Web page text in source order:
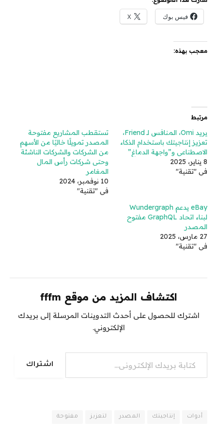
فيس بوك X
معجب بهذه:
مرتبط
يريد Omi، المنافس لـ Friend،
تعزيز إنتاجيتك باستخدام الذكاء
الاصطناعي و”واجهة الدماغ”
8 يناير، 2025
في "تقنية"
تستقطب المشاريع مفتوحة
المصدر تمويلًا خاليًا من الأسهم
من الشركات والشركات الناشئة
وحتى شركات رأس المال
المغامر
10 نوفمبر، 2024
في "تقنية"
eBay يدعم Wundergraph
لبناء اتحاد GraphQL مفتوح
المصدر
27 مارس، 2025
في "تقنية"
اكتشاف المزيد من موقع fffm
اشترك للحصول على أحدث التدوينات المرسلة إلى بريدك
الإلكتروني.
كتابة بريدك الإلكتروني...
اشتراك
أدوات إنتاجيتك المصدر لتعزيز مفتوحة